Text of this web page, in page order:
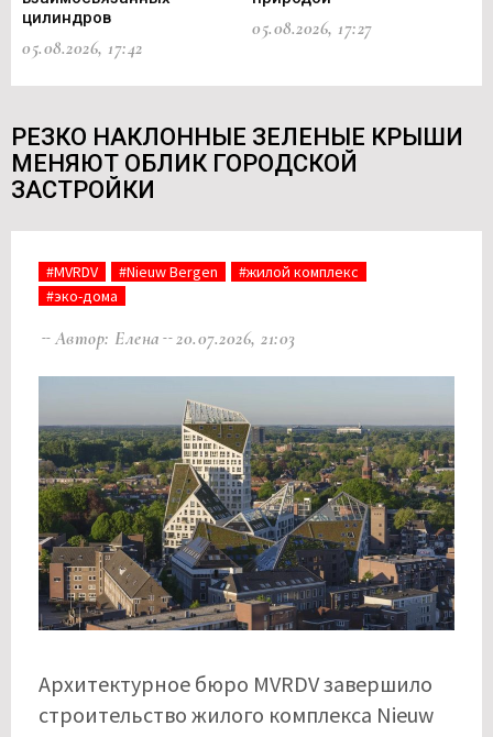
цилиндров
05.08.2026, 17:42
05.08.2026, 17:27
РЕЗКО НАКЛОННЫЕ ЗЕЛЕНЫЕ КРЫШИ
МЕНЯЮТ ОБЛИК ГОРОДСКОЙ
ЗАСТРОЙКИ
#MVRDV #Nieuw Bergen
#жилой комплекс
#эко-дома
Автор: Елена 20.07.2026, 21:03
Архитектурное бюро MVRDV завершило
строительство жилого комплекса Nieuw